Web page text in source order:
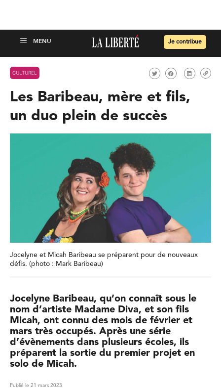
Je contribue
CULTUREL
Les Baribeau, mère et fils,
un duo plein de succès
Jocelyne et Micah Baribeau se préparent pour de nouveaux
défis. (photo : Mark Baribeau)
Jocelyne Baribeau, qu’on connaît sous le
nom d’artiste Madame Diva, et son fils
Micah, ont connu des mois de février et
mars très occupés. Après une série
d’évènements dans plusieurs écoles, ils
préparent la sortie du premier projet en
solo de Micah.
Publié le 21 mars 2023